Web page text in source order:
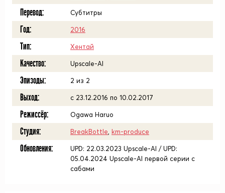
Перевод: Субтитры
Год: 2016
Тип: Хентай
Качество: Upscale-AI
Эпизоды: 2 из 2
Выход: с 23.12.2016 по 10.02.2017
Режиссёр: Ogawa Haruo
Студия: BreakBottle km-produce
Обновления:
UPD: 22.03.2023 Upscale-AI / UPD:
05.04.2024 Upscale-AI первой серии с
сабами